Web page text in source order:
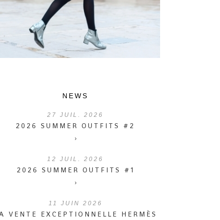
NEWS
27 JUIL. 2026
2026 SUMMER OUTFITS #2
›
12 JUIL. 2026
2026 SUMMER OUTFITS #1
›
11 JUIN 2026
VENTE EXCEPTIONNELLE HERMÈS